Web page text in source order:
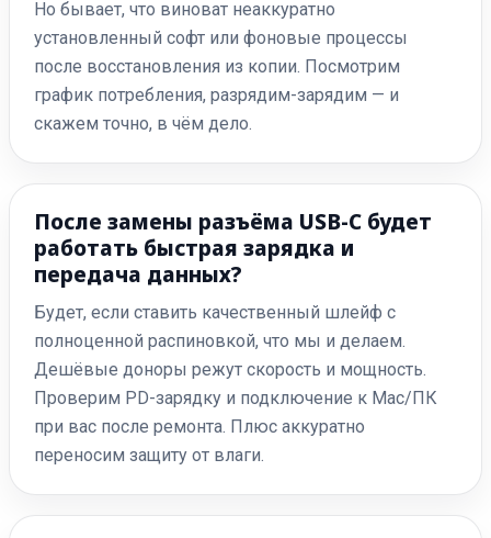
Но бывает, что виноват неаккуратно
установленный софт или фоновые процессы
после восстановления из копии. Посмотрим
график потребления, разрядим-зарядим — и
скажем точно, в чём дело.
После замены разъёма USB-C будет
работать быстрая зарядка и
передача данных?
Будет, если ставить качественный шлейф с
полноценной распиновкой, что мы и делаем.
Дешёвые доноры режут скорость и мощность.
Проверим PD-зарядку и подключение к Mac/ПК
при вас после ремонта. Плюс аккуратно
переносим защиту от влаги.